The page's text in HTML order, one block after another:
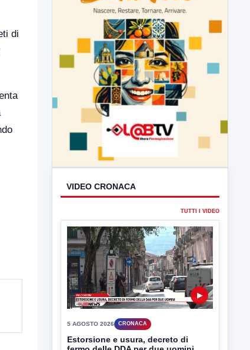
di
VIDEO CRONACA
TUTTI I VIDEO
▶
5 AGOSTO 2026 CRONACA
Estorsione e usura, decreto di